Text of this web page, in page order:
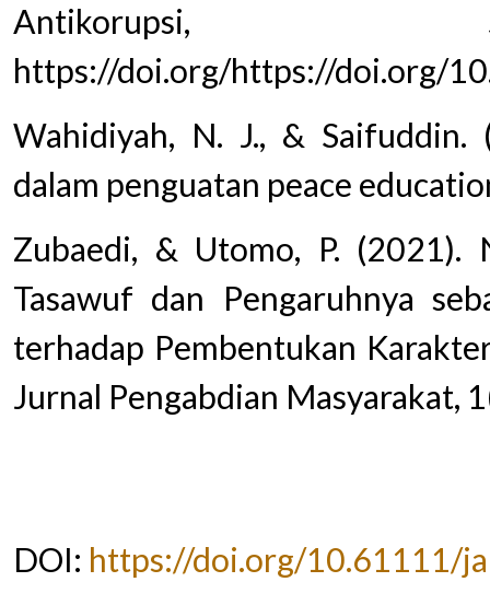
https://doi.org/https://doi.org/
Wahidiyah, N. J., & Saifuddin.
dalam penguatan peace
Zubaedi, & Utomo, P. (2021).
Tasawuf dan Pengaruhnya
terhadap Pembentukan
Jurnal Pengabdian Masyarakat,
DOI: https://doi.org/10.61111/